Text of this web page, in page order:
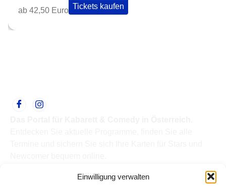
Einwilligung verwalten
ab 42,50 Euro Tickets kaufen